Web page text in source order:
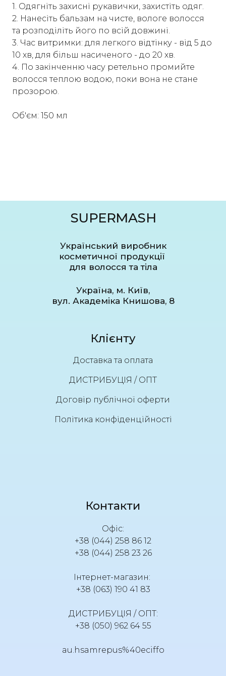
1. Одягніть захисні рукавички, захистіть одяг.
2. Нанесіть бальзам на чисте, вологе волосся
та розподіліть його по всій довжині.
3. Час витримки: для легкого відтінку - від 5 до
10 хв, для більш насиченого - до 20 хв.
4. По закінченню часу ретельно промийте
волосся теплою водою, поки вона не стане
прозорою.
Об'єм: 150 мл
SUPERMASH
Український виробник
косметичної продукції
для волосся та тіла
Україна, м. Київ,
вул. Академіка Книшова, 8
Клієнту
Доставка та оплата
ДИСТРИБУЦІЯ / ОПТ
Договір публічної оферти
Політика конфіденційності
Контакти
Офіс:
+38 (044) 258 86 12
+38 (044) 258 23 26
Інтернет-магазин:
+38 (063) 190 41 83
ДИСТРИБУЦІЯ / ОПТ:
+38 (050) 962 64 55
au.hsamrepus%40eciffo